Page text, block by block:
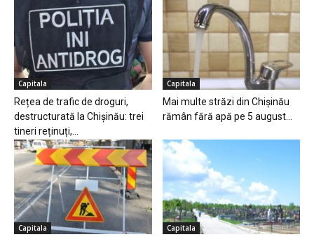
Capitala
Rețea de trafic de droguri,
destructurată la Chișinău: trei
tineri reținuți,...
Capitala
Mai multe străzi din Chișinău
rămân fără apă pe 5 august...
Capitala Capitala